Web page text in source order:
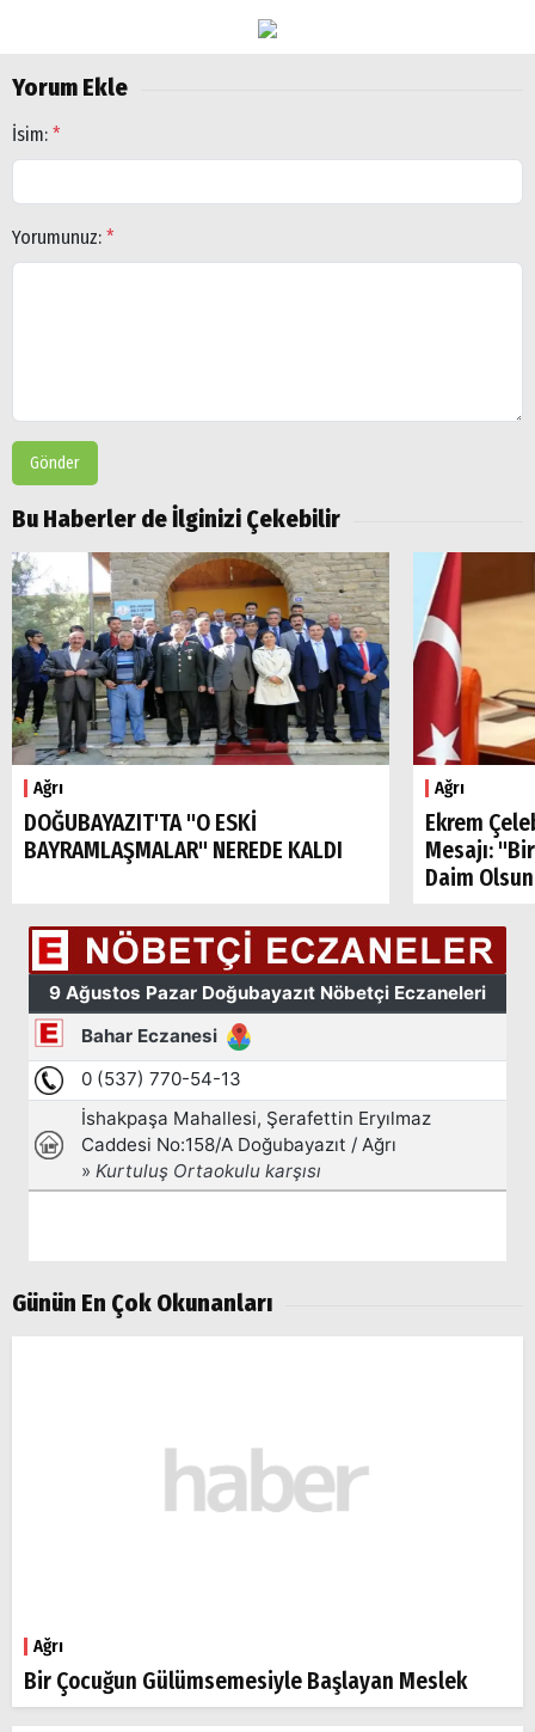
Yorum Ekle
İsim: *
Yorumunuz: *
Gönder
Bu Haberler de İlginizi Çekebilir
Ağrı
DOĞUBAYAZIT'TA "O ESKİ
BAYRAMLAŞMALAR" NEREDE KALDI
Ağrı
Ekrem
Mesajı:
Daim
Günün En Çok Okunanları
Ağrı
Bir Çocuğun Gülümsemesiyle Başlayan Meslek